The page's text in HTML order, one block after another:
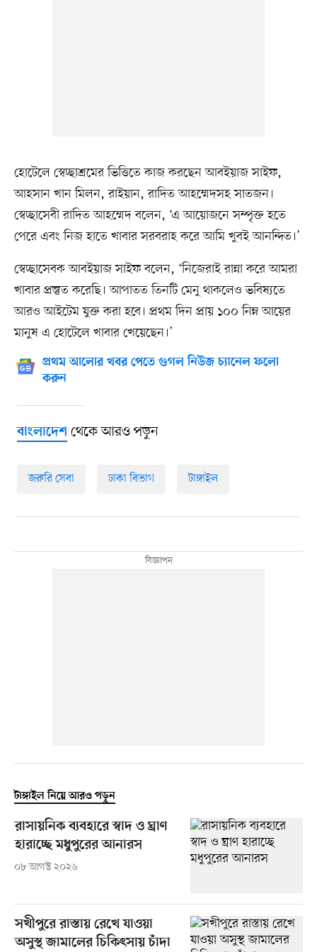
হোটেলে স্বেচ্ছাশ্রমের ভিত্তিতে কাজ করছেন আবইয়াজ সাইফ,
আহসান খান মিলন, রাইয়ান, রাদিত আহম্মেদসহ সাতজন।
স্বেচ্ছাসেবী রাদিত আহম্মেদ বলেন, ‘এ আয়োজনে সম্পৃক্ত হতে
পেরে এবং নিজ হাতে খাবার সরবরাহ করে আমি খুবই আনন্দিত।’
স্বেচ্ছাসেবক আবইয়াজ সাইফ বলেন, ‘নিজেরাই রান্না করে আমরা
খাবার প্রস্তুত করেছি। আপাতত তিনটি মেনু থাকলেও ভবিষ্যতে
আরও আইটেম যুক্ত করা হবে। প্রথম দিন প্রায় ১০০ নিম্ন আয়ের
মানুষ এ হোটেলে খাবার খেয়েছেন।’
প্রথম আলোর খবর পেতে গুগল নিউজ চ্যানেল ফলো
করুন
বাংলাদেশথেকে আরও পড়ুন
জরুরি সেবা ঢাকা বিভাগ টাঙ্গাইল
টাঙ্গাইল নিয়ে আরও পড়ুন
রাসায়নিক ব্যবহারে স্বাদ ও ঘ্রাণ
হারাচ্ছে মধুপুরের আনারস
০৮ আগস্ট ২০২৬
সখীপুরে রাস্তায় রেখে যাওয়া
অসুস্থ জামালের চিকিৎসায় চাঁদা